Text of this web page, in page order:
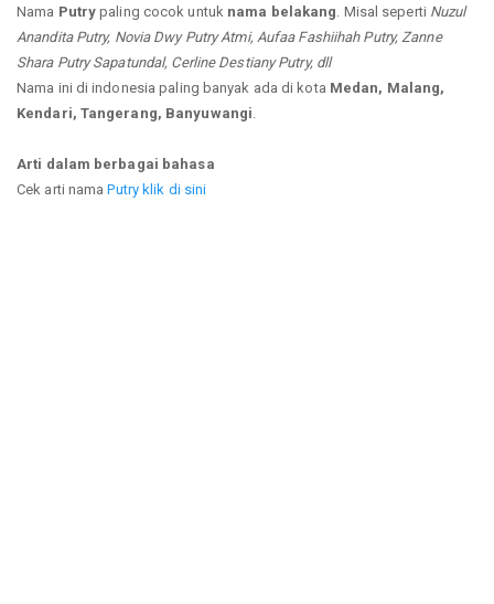
Nama Putry paling cocok untuk nama belakang . Misal seperti Nuzul
Anandita Putry, Novia Dwy Putry Atmi, Aufaa Fashiihah Putry, Zanne
Shara Putry Sapatundal, Cerline Destiany Putry, dll
Nama ini di indonesia paling banyak ada di kota Medan, Malang,
Kendari, Tangerang, Banyuwangi
Arti dalam berbagai bahasa
Cek arti namaPutry klik di sini